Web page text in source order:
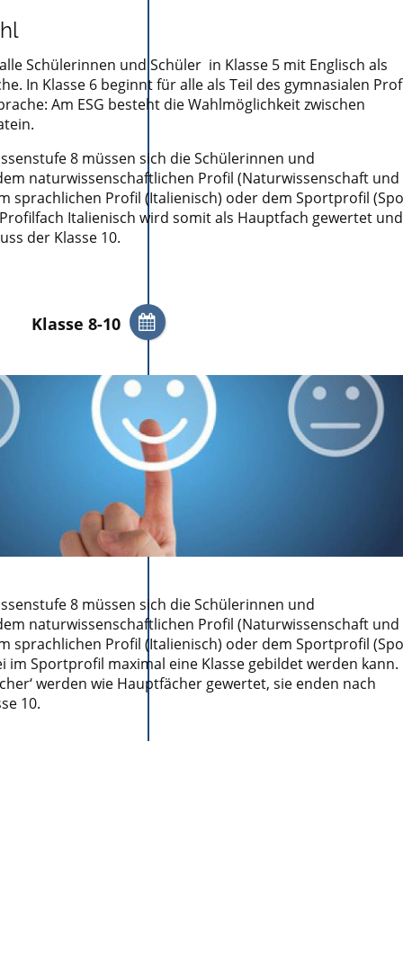
Schülerinnen und Schüler in Klasse 5 mit Englisch als
In Klasse 6 beginnt für alle als Teil des gymnasialen
Am ESG besteht die Wahlmöglichkeit zwischen
8 müssen sich die Schülerinnen und
naturwissenschaftlichen Profil (Naturwissenschaft und
sprachlichen Profil (Italienisch) oder dem Sportprofil
Italienisch wird somit als Hauptfach gewertet
der Klasse 10.
Klasse 8-10
8 müssen sich die Schülerinnen und
naturwissenschaftlichen Profil (Naturwissenschaft und
sprachlichen Profil (Italienisch) oder dem Sportprofil
im Sportprofil maximal eine Klasse gebildet werden kann.
werden wie Hauptfächer gewertet, sie enden nach
10.